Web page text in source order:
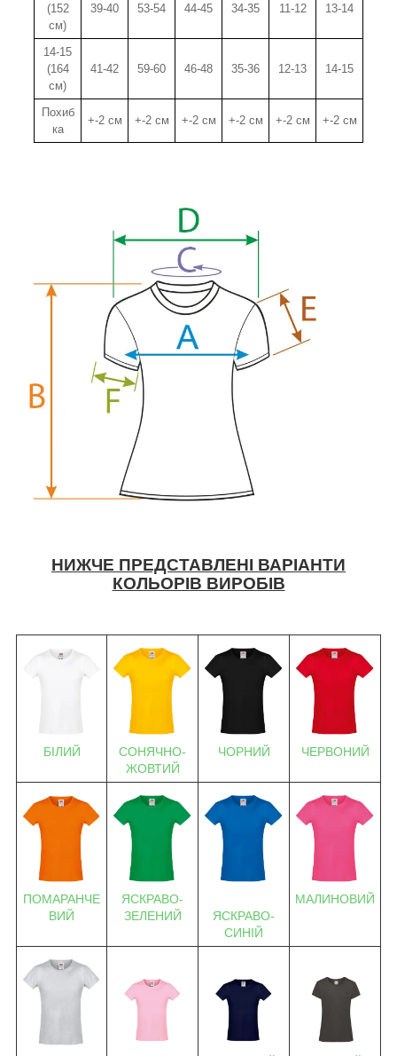
(152
см)
39-40 53-54 44-45 34-35 11-12 13-14
14-15
(164
см)
41-42 59-60 46-48 35-36 12-13 14-15
Похиб
ка
+-2 см +-2 см +-2 см +-2 см +-2 см +-2 см
НИЖЧЕ ПРЕДСТАВЛЕНІ ВАРІАНТИ
КОЛЬОРІВ ВИРОБІВ
БІЛИЙ
СОНЯЧНО-
ЖОВТИЙ
ЧОРНИЙ ЧЕРВОНИЙ
ПОМАРАНЧЕ
ВИЙ
ЯСКРАВО-
ЗЕЛЕНИЙ
ЯСКРАВО-
СИНІЙ
МАЛИНОВИЙ